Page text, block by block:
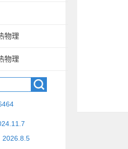
物理
物理
11 7
2026 8 5